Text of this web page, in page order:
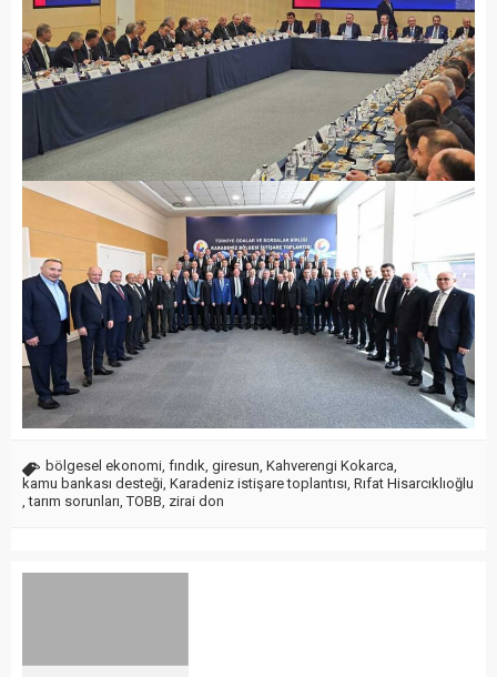
bölgesel ekonomi fındık giresun Kahverengi Kokarca
kamu bankası desteği Karadeniz istişare toplantısı Rıfat Hisarcıklıoğlu
,tarım sorunları ,TOBB zirai don